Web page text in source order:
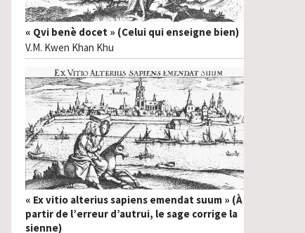
« Qvi benè docet » (Celui qui enseigne bien)
V.M. Kwen Khan Khu
« Ex vitio alterius sapiens emendat suum » (À
partir de l’erreur d’autrui, le sage corrige la
sienne)